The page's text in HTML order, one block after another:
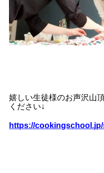
嬉しい生徒様のお声沢山
ください↓
https://